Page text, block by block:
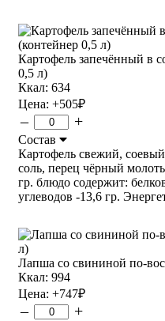
Картофель запечённый в
0,5 л)
Ккал: 634
Цена: +505₽
– +
Состав
Картофель свежий, соевый
соль, перец чёрный
гр. блюдо содержит:
углеводов -13,6 гр.
Лапша со свининой по-
Ккал: 994
Цена: +747₽
– +